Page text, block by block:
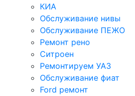
КИА
Обслуживание нивы
Обслуживание ПЕЖО
Ремонт рено
Ситроен
Ремонтируем УАЗ
Обслуживание фиат
Ford ремонт